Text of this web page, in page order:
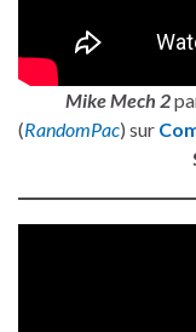
Mike Mech 2
(RandomPac) sur